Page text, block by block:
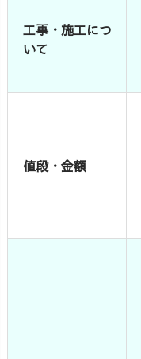
工事・施工につ
いて
値段・金額